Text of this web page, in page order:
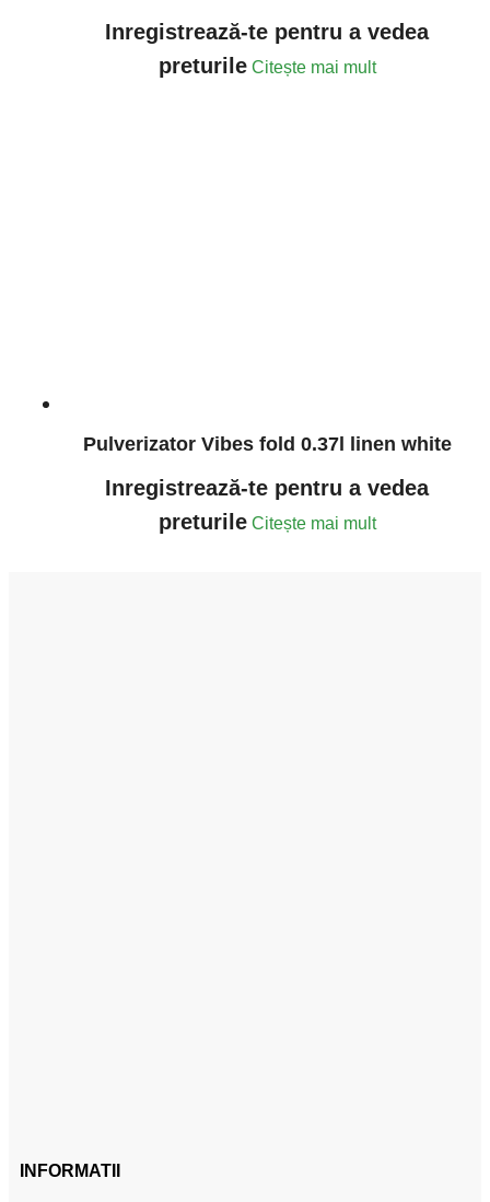
Inregistrează-te pentru a vedea
preturile Citește mai mult
Pulverizator Vibes fold 0.37l linen white
Inregistrează-te pentru a vedea
preturile Citește mai mult
INFORMATII